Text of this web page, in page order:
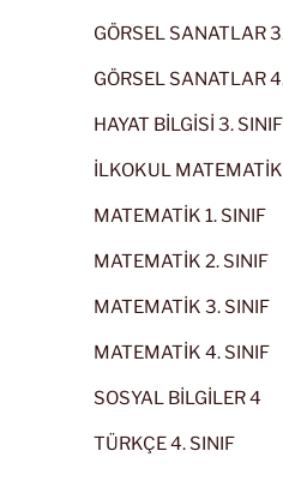
GÖRSEL SANATLAR
GÖRSEL SANATLAR
HAYAT BİLGİSİ 3. SINIF
İLKOKUL
MATEMATİK 1. SINIF
MATEMATİK 2. SINIF
MATEMATİK 3. SINIF
MATEMATİK 4. SINIF
SOSYAL BİLGİLER 4
TÜRKÇE 4. SINIF